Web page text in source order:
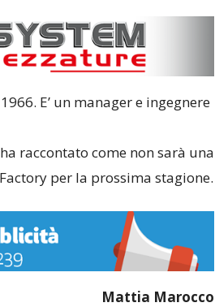
E’ un manager e ingegnere
raccontato come non sarà una
per la prossima stagione.
Mattia Marocco